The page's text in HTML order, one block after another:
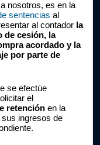
nosotros, es en la
sentencias al
al contador la
de cesión, la
acordado y la
por parte de
se efectúe
el
retención en la
ingresos de